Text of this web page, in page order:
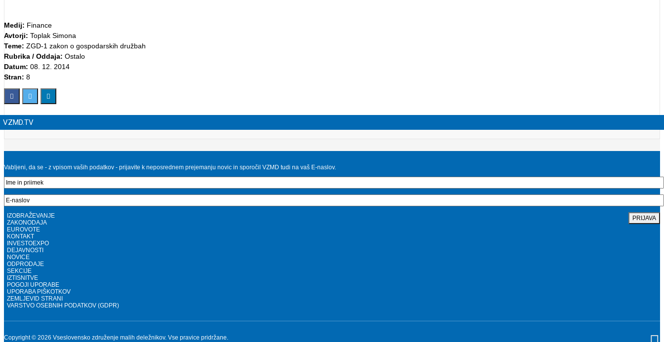
Medij: Finance
Avtorji: Toplak Simona
Teme: ZGD-1 zakon o gospodarskih družbah
Rubrika / Oddaja: Ostalo
Datum: 08. 12. 2014
Stran: 8
VZMD.TV
Vabljeni, da se - z vpisom vaših podatkov - prijavite k neposrednem prejemanju novic in sporočil VZMD tudi na vaš E-naslov.
IZOBRAŽEVANJE
ZAKONODAJA
EUROVOTE
KONTAKT
INVESTOEXPO
DEJAVNOSTI
NOVICE
ODPRODAJE
SEKCIJE
IZTISNITVE
POGOJI UPORABE
UPORABA PIŠKOTKOV
ZEMLJEVID STRANI
VARSTVO OSEBNIH PODATKOV (GDPR)
Copyright © 2026 Vseslovensko združenje malih deležnikov. Vse pravice pridržane.